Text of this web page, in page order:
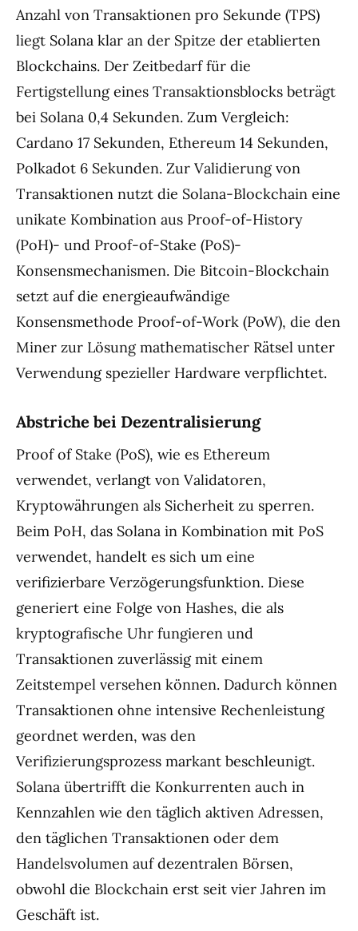
Anzahl von Transaktionen pro Sekunde (TPS)
liegt Solana klar an der Spitze der etablierten
Blockchains. Der Zeitbedarf für die
Fertigstellung eines Transaktionsblocks beträgt
bei Solana 0,4 Sekunden. Zum Vergleich:
Cardano 17 Sekunden, Ethereum 14 Sekunden,
Polkadot 6 Sekunden. Zur Validierung von
Transaktionen nutzt die Solana-Blockchain eine
unikate Kombination aus Proof-of-History
(PoH)- und Proof-of-Stake (PoS)-
Konsensmechanismen. Die Bitcoin-Blockchain
setzt auf die energieaufwändige
Konsensmethode Proof-of-Work (PoW), die den
Miner zur Lösung mathematischer Rätsel unter
Verwendung spezieller Hardware verpflichtet.
Abstriche bei Dezentralisierung
Proof of Stake (PoS), wie es Ethereum
verwendet, verlangt von Validatoren,
Kryptowährungen als Sicherheit zu sperren.
Beim PoH, das Solana in Kombination mit PoS
verwendet, handelt es sich um eine
verifizierbare Verzögerungsfunktion. Diese
generiert eine Folge von Hashes, die als
kryptografische Uhr fungieren und
Transaktionen zuverlässig mit einem
Zeitstempel versehen können. Dadurch können
Transaktionen ohne intensive Rechenleistung
geordnet werden, was den
Verifizierungsprozess markant beschleunigt.
Solana übertrifft die Konkurrenten auch in
Kennzahlen wie den täglich aktiven Adressen,
den täglichen Transaktionen oder dem
Handelsvolumen auf dezentralen Börsen,
obwohl die Blockchain erst seit vier Jahren im
Geschäft ist.